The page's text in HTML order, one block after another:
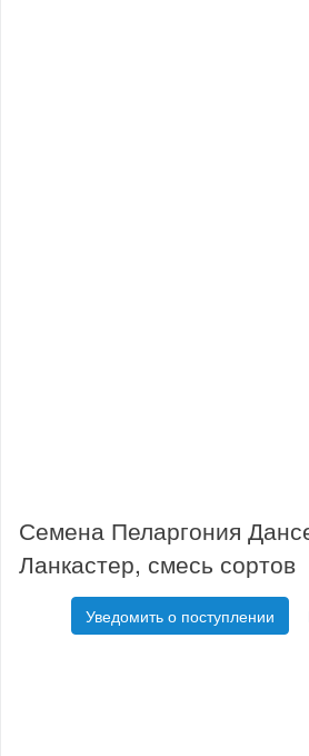
Семена Пеларгония
Ланкастер, смесь сортов
Уведомить о поступлении